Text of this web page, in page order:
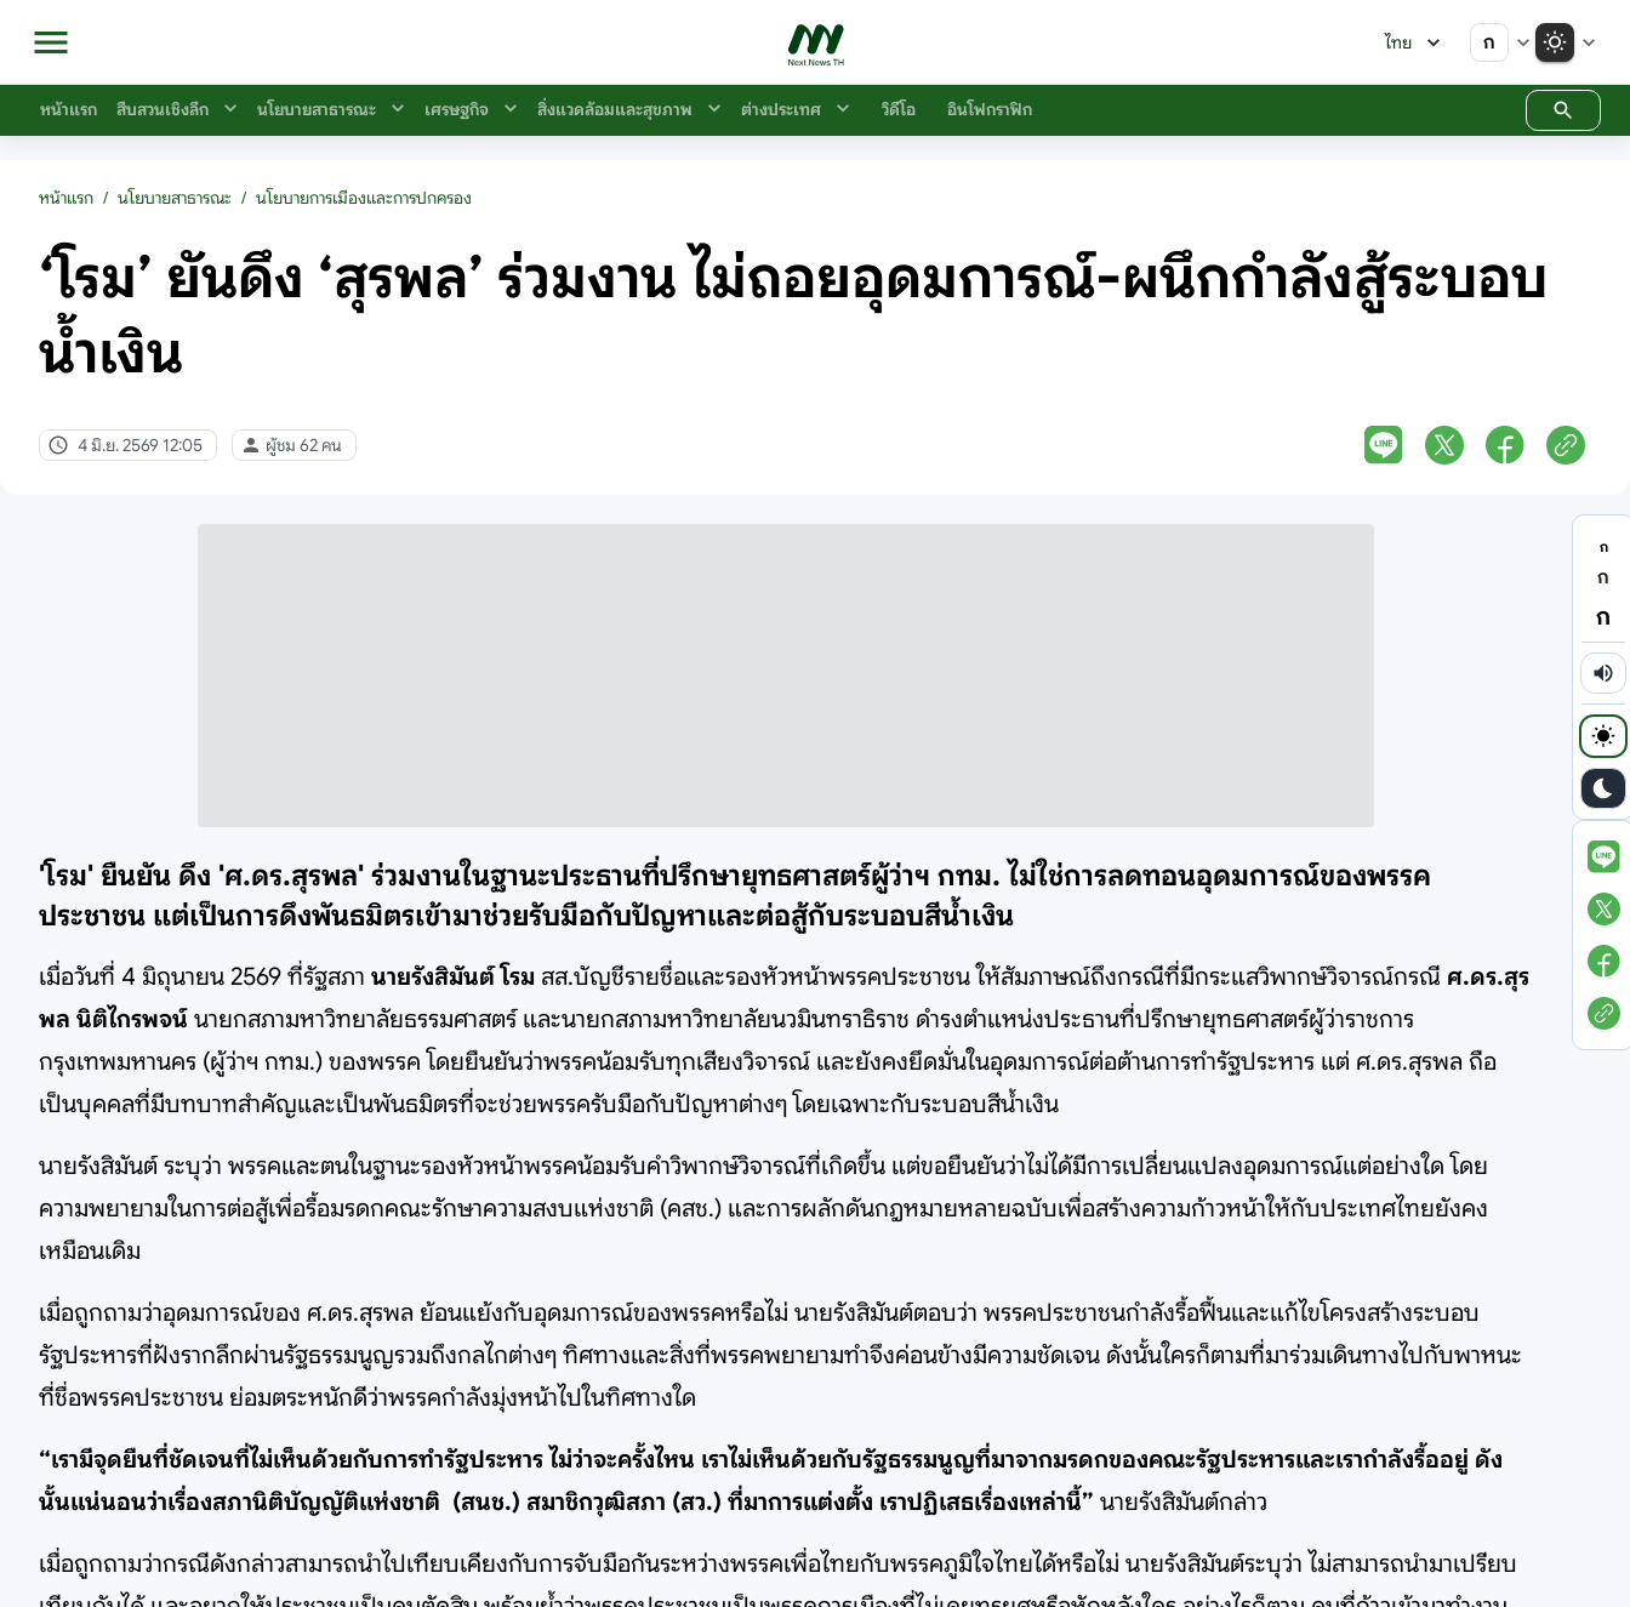
ไทย ก
หน้าแรก สืบสวนเชิงลึก นโยบายสาธารณะ เศรษฐกิจ สิ่งแวดล้อมและสุขภาพ ต่างประเทศ วิดีโอ อินโฟกราฟิก
หน้าแรก / นโยบายสาธารณะ / นโยบายการเมืองและการปกครอง
‘โรม’ ยันดึง ‘สุรพล’ ร่วมงาน ไม่ถอยอุดมการณ์-ผนึกกำลังสู้ระบอบ
น้ำเงิน
4 มิ.ย. 2569 12:05 ผู้ชม 62 คน
'โรม' ยืนยัน ดึง 'ศ.ดร.สุรพล' ร่วมงานในฐานะประธานที่ปรึกษายุทธศาสตร์ผู้ว่าฯ กทม. ไม่ใช่การลดทอนอุดมการณ์ของพรรค
ประชาชน แต่เป็นการดึงพันธมิตรเข้ามาช่วยรับมือกับปัญหาและต่อสู้กับระบอบสีน้ำเงิน
เมื่อวันที่ 4 มิถุนายน 2569 ที่รัฐสภา นายรังสิมันต์ โรม สส.บัญชีรายชื่อและรองหัวหน้าพรรคประชาชน ให้สัมภาษณ์ถึงกรณีที่มีกระแสวิพากษ์วิจารณ์กรณี ศ.ดร.สุร
พล นิติไกรพจน์ นายกสภามหาวิทยาลัยธรรมศาสตร์ และนายกสภามหาวิทยาลัยนวมินทราธิราช ดำรงตำแหน่งประธานที่ปรึกษายุทธศาสตร์ผู้ว่าราชการ
กรุงเทพมหานคร (ผู้ว่าฯ กทม.) ของพรรค โดยยืนยันว่าพรรคน้อมรับทุกเสียงวิจารณ์ และยังคงยึดมั่นในอุดมการณ์ต่อต้านการทำรัฐประหาร แต่ ศ.ดร.สุรพล ถือ
เป็นบุคคลที่มีบทบาทสำคัญและเป็นพันธมิตรที่จะช่วยพรรครับมือกับปัญหาต่างๆ โดยเฉพาะกับระบอบสีน้ำเงิน
นายรังสิมันต์ ระบุว่า พรรคและตนในฐานะรองหัวหน้าพรรคน้อมรับคำวิพากษ์วิจารณ์ที่เกิดขึ้น แต่ขอยืนยันว่าไม่ได้มีการเปลี่ยนแปลงอุดมการณ์แต่อย่างใด โดย
ความพยายามในการต่อสู้เพื่อรื้อมรดกคณะรักษาความสงบแห่งชาติ (คสช.) และการผลักดันกฎหมายหลายฉบับเพื่อสร้างความก้าวหน้าให้กับประเทศไทยยังคง
เหมือนเดิม
เมื่อถูกถามว่าอุดมการณ์ของ ศ.ดร.สุรพล ย้อนแย้งกับอุดมการณ์ของพรรคหรือไม่ นายรังสิมันต์ตอบว่า พรรคประชาชนกำลังรื้อฟื้นและแก้ไขโครงสร้างระบอบ
รัฐประหารที่ฝังรากลึกผ่านรัฐธรรมนูญรวมถึงกลไกต่างๆ ทิศทางและสิ่งที่พรรคพยายามทำจึงค่อนข้างมีความชัดเจน ดังนั้นใครก็ตามที่มาร่วมเดินทางไปกับพาหนะ
ที่ชื่อพรรคประชาชน ย่อมตระหนักดีว่าพรรคกำลังมุ่งหน้าไปในทิศทางใด
“เรามีจุดยืนที่ชัดเจนที่ไม่เห็นด้วยกับการทำรัฐประหาร ไม่ว่าจะครั้งไหน เราไม่เห็นด้วยกับรัฐธรรมนูญที่มาจากมรดกของคณะรัฐประหารและเรากำลังรื้ออยู่ ดัง
นั้นแน่นอนว่าเรื่องสภานิติบัญญัติแห่งชาติ (สนช.) สมาชิกวุฒิสภา (สว.) ที่มาการแต่งตั้ง เราปฏิเสธเรื่องเหล่านี้” นายรังสิมันต์กล่าว
เมื่อถูกถามว่ากรณีดังกล่าวสามารถนำไปเทียบเคียงกับการจับมือกันระหว่างพรรคเพื่อไทยกับพรรคภูมิใจไทยได้หรือไม่ นายรังสิมันต์ระบุว่า ไม่สามารถนำมาเปรียบ
ก
ก
ก